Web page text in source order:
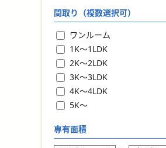
間取り（複数選択可）
ワンルーム
1K〜1LDK
2K〜2LDK
3K〜3LDK
4K〜4LDK
5K〜
専有面積